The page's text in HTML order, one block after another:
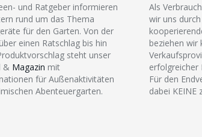
und Ratgeber informieren
rund um das Thema
für den Garten. Von der
einen Ratschlag bis hin
steht unser
& Magazin mit
für Außenaktivitäten
Abenteuergarten.
Als
wir uns
beziehen wir
erfolgreicher
Für den
dabei KEINE